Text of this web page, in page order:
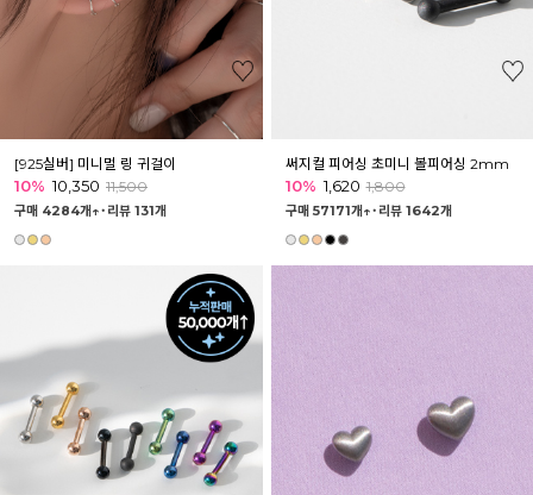
[925실버] 미니멀 링 귀걸이
10% 10,350 11,500
구매 4284개↑˙ 리뷰 131개
써지컬 피어싱 초미니 볼피어싱 2mm
10% 1,620 1,800
구매 57171개↑˙ 리뷰 1642개